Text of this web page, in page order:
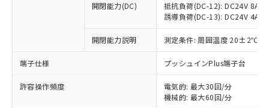
開閉能力(DC)
抵抗負荷(DC-12): DC24V 8A/
誘導負荷(DC-13): DC24V 4A/
開閉能力説明 測定条件: 周囲温度 20±2℃、
端子仕様 プッシュインPlus端子台
許容操作頻度
電気的: 最大30回/分
機械的: 最大60回/分
以下の条件をお読みいただき、同意のうえ
ご利用ください。
本サービスは、当社制御機器事業取扱
商品の当社在庫状況および標準価格
(税抜)を提供させていただくもので
対応予定なし：EU RoHS指令（10物質）の
非含有に非対応の商品で、対応品を出す予
調査・確認中：EU RoHS指令（10物質）の
非含有の対応状況を調査中または確認中の
商品です。
非該当品：ライセンス料など無形物で、有
「○」：最大均質材料含有率が中国RoHSの